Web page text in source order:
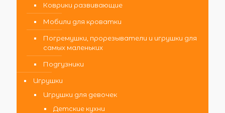
Коврики развивающие
Мобили для кроватки
Погремушки, прорезыватели и игрушки для
самых маленьких
Подгузники
Игрушки
Игрушки для девочек
Детские кухни